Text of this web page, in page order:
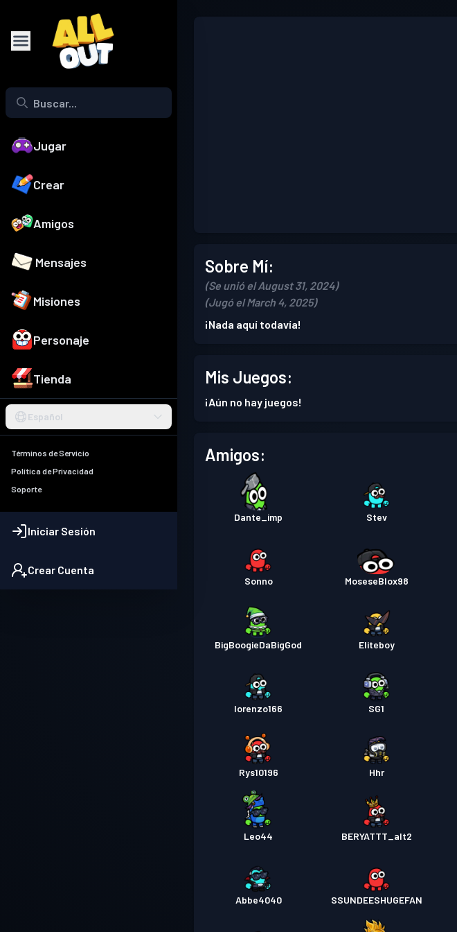
Jugar
Crear
Amigos
Mensajes
Misiones
Personaje
Tienda
Español
Términos de Servicio
Política de Privacidad
Soporte
Iniciar Sesión
Crear Cuenta
Sobre Mí:
(Se unió el August 31, 2024)
(Jugó el March 4, 2025)
¡Nada aquí todavía!
Mis Juegos:
¡Aún no hay juegos!
Amigos:
Dante_imp Stev
Sonno MoseseBlox98
BigBoogieDaBigGod Eliteboy
lorenzo166 SG1
Rys10196 Hhr
Leo44 BERYATTT_alt2
Abbe4040 SSUNDEESHUGEFAN